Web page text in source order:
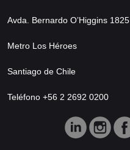
Avda. Bernardo O’Higgins 1825
Metro Los Héroes
Santiago de Chile
Teléfono +56 2 2692 0200